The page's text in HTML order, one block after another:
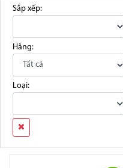
Sắp xếp:
Hãng:
Loại: